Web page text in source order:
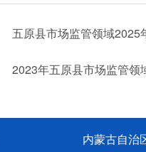
五原县市场监管领域2025
2023年五原县市场监管领
内蒙古自治